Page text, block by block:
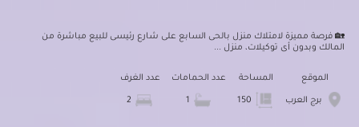
🏡 فرصة مميزة لامتلاك منزل بالحى السابع على شارع رئيسى للبيع مباشرة من
المالك وبدون أى توكيلات، منزل ...
الموقع
برج العرب
المساحة عدد الحمامات عدد الغرف